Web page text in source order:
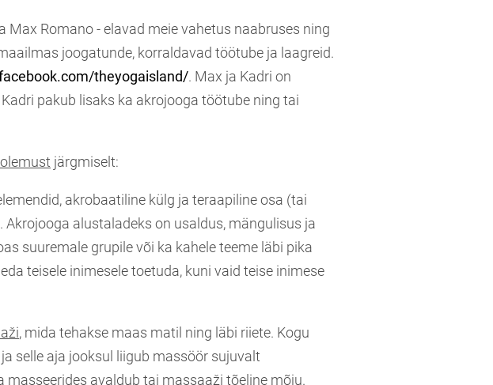
Max Romano - elavad meie vahetus naabruses ning
joogatunde, korraldavad töötube ja laagreid.
theyogaisland/. Max ja Kadri on
pakub lisaks ka akrojooga töötube ning tai
järgmiselt:
akrobaatiline külg ja teraapiline osa (tai
alustaladeks on usaldus, mängulisus ja
suuremale grupile või ka kahele teeme läbi pika
teisele inimesele toetuda, kuni vaid teise inimese
, mida tehakse maas matil ning läbi riiete. Kogu
selle aja jooksul liigub massöör sujuvalt
masseerides avaldub tai massaaži tõeline mõju.